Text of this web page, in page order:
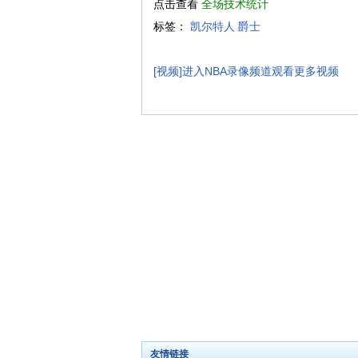
点击查看 全场技术统计
标签： 凯尔特人 爵士
[视频]进入NBA录像频道观看更多视频
友情链接